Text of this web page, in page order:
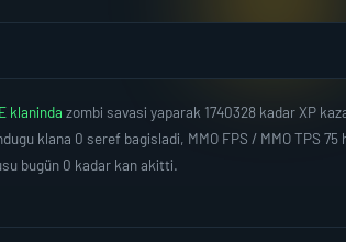
klaninda zombi savasi yaparak 1740328 kadar XP
klana 0 seref bagisladi, MMO FPS / MMO TPS
bugün 0 kadar kan akitti.